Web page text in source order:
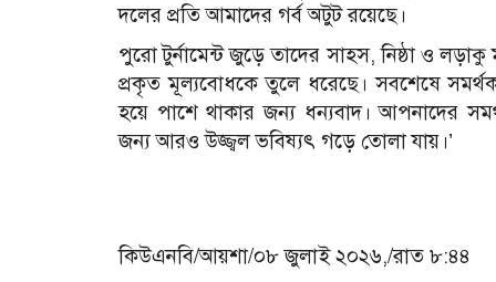
দলের প্রতি আমাদের গর্ব অটুট রয়েছে।
পুরো টুর্নামেন্ট জুড়ে তাদের সাহস, নিষ্ঠা ও
প্রকৃত মূল্যবোধকে তুলে ধরেছে।সবশেষে
হয়ে পাশে থাকার জন্য ধন্যবাদ। আপনাদের
জন্য আরও উজ্জ্বল ভবিষ্যৎ গড়ে তোলা যায়।’
কিউএনবি/আয়শা/০৮ জুলাই ২০২৬,/রাত ৮:৪৪